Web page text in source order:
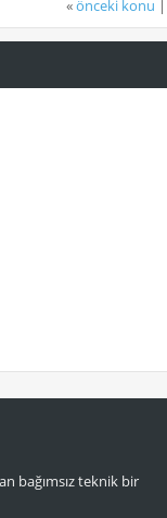
«önceki konu |
bağımsız teknik bir